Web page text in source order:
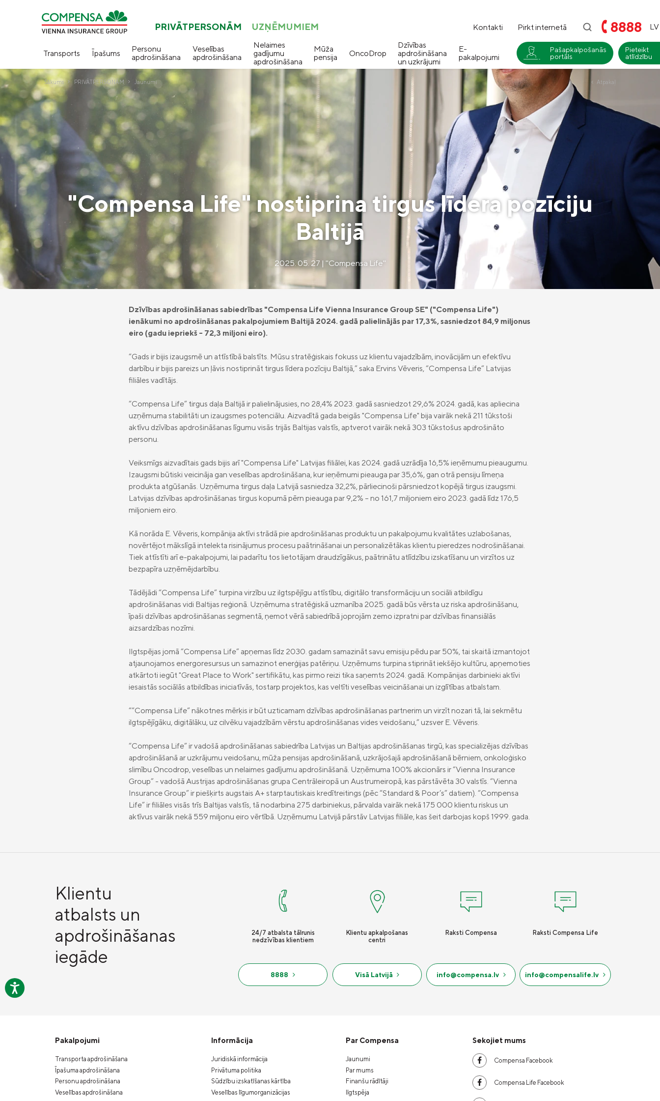
PRIVĀTPERSONĀM UZŅĒMUMIEM Kontakti Pirkt internetā 8888 LV
Transports Īpašums
Personu
apdrošināšana
Veselības
apdrošināšana
Nelaimes
gadījumu
apdrošināšana
Mūža
pensija
OncoDrop
Dzīvības
apdrošināšana
un uzkrājumi
E-
pakalpojumi
Pašapkalpošanās
portāls
Compensa
Nedzīvības un Seesam veselības
apdrošināšana
Compensa Life
Dzīvības un veselības
apdrošināšanas pakalpojumi
Pieteikt
atlīdzību
Sākums PRIVĀTPERSONĀM Jaunumi Atpakaļ
"Compensa Life" nostiprina tirgus līdera pozīciju
Baltijā
2025. 05. 27 | "Compensa Life"
Dzīvības apdrošināšanas sabiedrības "Compensa Life Vienna Insurance Group SE" ("Compensa Life")
ienākumi no apdrošināšanas pakalpojumiem Baltijā 2024. gadā palielinājās par 17,3%, sasniedzot 84,9 miljonus
eiro (gadu iepriekš - 72,3 miljoni eiro).
“Gads ir bijis izaugsmē un attīstībā balstīts. Mūsu stratēģiskais fokuss uz klientu vajadzībām, inovācijām un efektīvu
darbību ir bijis pareizs un ļāvis nostiprināt tirgus līdera pozīciju Baltijā,” saka Ervins Vēveris, “Compensa Life” Latvijas
filiāles vadītājs.
“Compensa Life” tirgus daļa Baltijā ir palielinājusies, no 28,4% 2023. gadā sasniedzot 29,6% 2024. gadā, kas apliecina
uzņēmuma stabilitāti un izaugsmes potenciālu. Aizvadītā gada beigās "Compensa Life" bija vairāk nekā 211 tūkstoši
aktīvu dzīvības apdrošināšanas līgumu visās trijās Baltijas valstīs, aptverot vairāk nekā 303 tūkstošus apdrošināto
personu.
Veiksmīgs aizvadītais gads bijis arī "Compensa Life" Latvijas filiālei, kas 2024. gadā uzrādīja 16,5% ieņēmumu pieaugumu.
Izaugsmi būtiski veicināja gan veselības apdrošināšana, kur ieņēmumi pieauga par 35,6%, gan otrā pensiju līmeņa
produkta atgūšanās. Uzņēmuma tirgus daļa Latvijā sasniedza 32,2%, pārliecinoši pārsniedzot kopējā tirgus izaugsmi.
Latvijas dzīvības apdrošināšanas tirgus kopumā pērn pieauga par 9,2% – no 161,7 miljoniem eiro 2023. gadā līdz 176,5
miljoniem eiro.
Kā norāda E. Vēveris, kompānija aktīvi strādā pie apdrošināšanas produktu un pakalpojumu kvalitātes uzlabošanas,
novērtējot mākslīgā intelekta risinājumus procesu paātrināšanai un personalizētākas klientu pieredzes nodrošināšanai.
Tiek attīstīti arī e-pakalpojumi, lai padarītu tos lietotājam draudzīgākus, paātrinātu atlīdzību izskatīšanu un virzītos uz
bezpapīra uzņēmējdarbību.
Tādējādi “Compensa Life” turpina virzību uz ilgtspējīgu attīstību, digitālo transformāciju un sociāli atbildīgu
apdrošināšanas vidi Baltijas reģionā. Uzņēmuma stratēģiskā uzmanība 2025. gadā būs vērsta uz riska apdrošināšanu,
īpaši dzīvības apdrošināšanas segmentā, ņemot vērā sabiedrībā joprojām zemo izpratni par dzīvības finansiālās
aizsardzības nozīmi.
Ilgtspējas jomā “Compensa Life” apņemas līdz 2030. gadam samazināt savu emisiju pēdu par 50%, tai skaitā izmantojot
atjaunojamos energoresursus un samazinot enerģijas patēriņu. Uzņēmums turpina stiprināt iekšējo kultūru, apņemoties
atkārtoti iegūt "Great Place to Work" sertifikātu, kas pirmo reizi tika saņemts 2024. gadā. Kompānijas darbinieki aktīvi
iesaistās sociālās atbildības iniciatīvās, tostarp projektos, kas veltīti veselības veicināšanai un izglītības atbalstam.
““Compensa Life” nākotnes mērķis ir būt uzticamam dzīvības apdrošināšanas partnerim un virzīt nozari tā, lai sekmētu
ilgtspējīgāku, digitālāku, uz cilvēku vajadzībām vērstu apdrošināšanas vides veidošanu,” uzsver E. Vēveris.
“Compensa Life” ir vadošā apdrošināšanas sabiedrība Latvijas un Baltijas apdrošināšanas tirgū, kas specializējas dzīvības
apdrošināšanā ar uzkrājumu veidošanu, mūža pensijas apdrošināšanā, uzkrājošajā apdrošināšanā bērniem, onkoloģisko
slimību Oncodrop, veselības un nelaimes gadījumu apdrošināšanā. Uzņēmuma 100% akcionārs ir “Vienna Insurance
Group” - vadošā Austrijas apdrošināšanas grupa Centrāleiropā un Austrumeiropā, kas pārstāvēta 30 valstīs. “Vienna
Insurance Group” ir piešķirts augstais A+ starptautiskais kredītreitings (pēc “Standard & Poor’s” datiem). “Compensa
Life” ir filiāles visās trīs Baltijas valstīs, tā nodarbina 275 darbiniekus, pārvalda vairāk nekā 175 000 klientu riskus un
aktīvus vairāk nekā 559 miljonu eiro vērtībā. Uzņēmumu Latvijā pārstāv Latvijas filiāle, kas šeit darbojas kopš 1999. gada.
Klientu
atbalsts un
apdrošināšanas
iegāde
24/7 atbalsta tālrunis
nedzīvības klientiem
8888
Klientu apkalpošanas
centri
Visā Latvijā
Raksti Compensa
info@compensa.lv
Raksti Compensa Life
info@compensalife.lv
Pakalpojumi
Transporta apdrošināšana
Īpašuma apdrošināšana
Personu apdrošināšana
Veselības apdrošināšana
Informācija
Juridiskā informācija
Privātuma politika
Sūdzību izskatīšanas kārtība
Veselības līgumorganizācijas
Par Compensa
Jaunumi
Par mums
Finanšu rādītāji
Ilgtspēja
Sekojiet mums
Compensa Facebook
Compensa Life Facebook